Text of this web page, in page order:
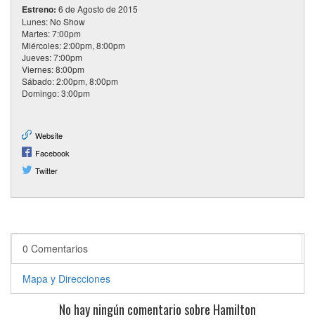
Estreno: 6 de Agosto de 2015
Lunes: No Show
Martes: 7:00pm
Miércoles: 2:00pm, 8:00pm
Jueves: 7:00pm
Viernes: 8:00pm
Sábado: 2:00pm, 8:00pm
Domingo: 3:00pm
Website
Facebook
Twitter
0 Comentarios
Mapa y Direcciones
No hay ningún comentario sobre Hamilton